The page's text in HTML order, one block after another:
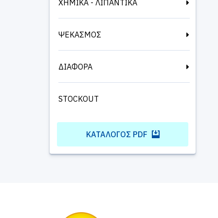
ΧΗΜΙΚΑ - ΛΙΠΑΝΤΙΚΑ
ΨΕΚΑΣΜΟΣ
ΔΙΑΦΟΡΑ
STOCKOUT
ΚΑΤΆΛΟΓΟΣ PDF